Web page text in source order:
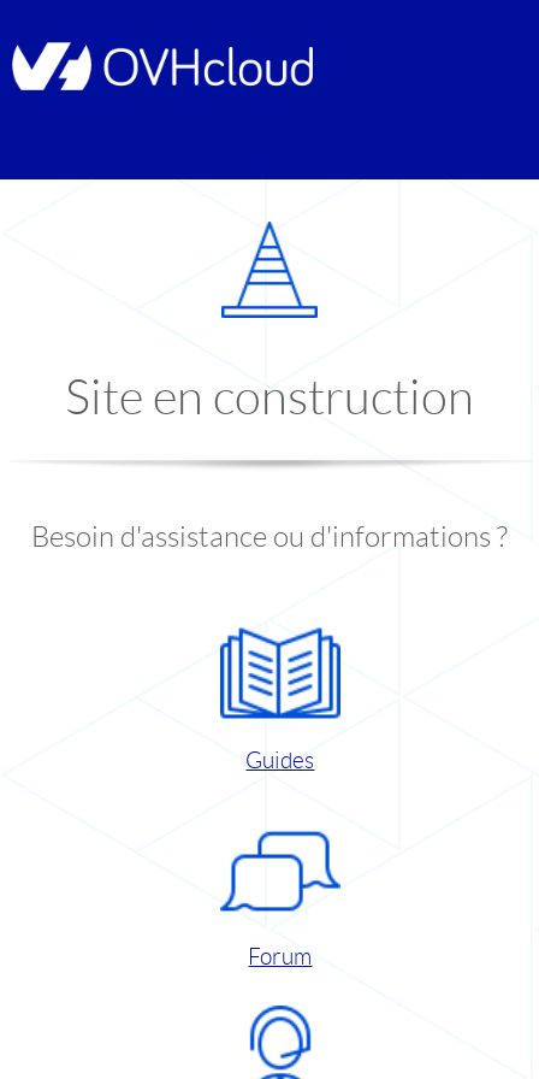
Site en construction
Besoin d'assistance ou d'informations ?
Guides
Forum